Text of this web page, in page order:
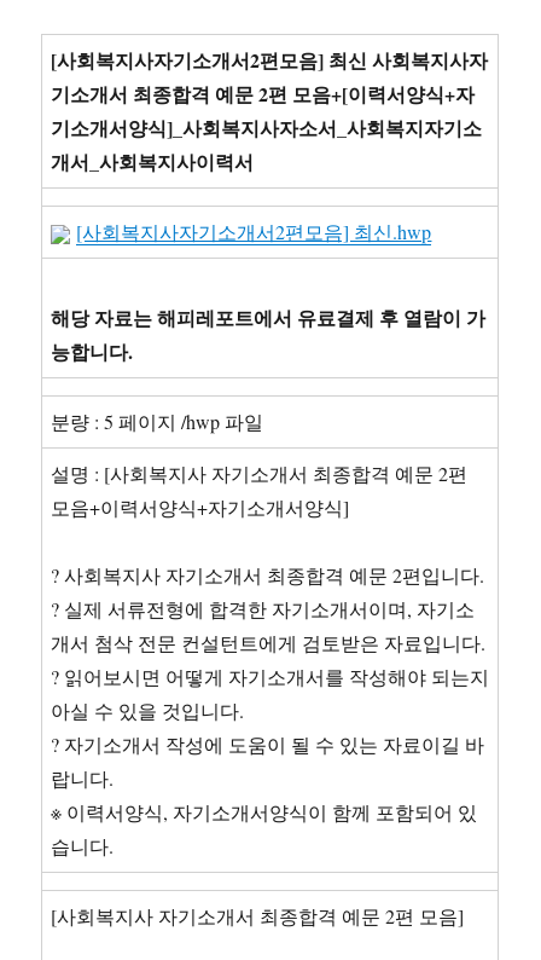
[사회복지사자기소개서2편모음] 최신 사회복지사자
기소개서 최종합격 예문 2편 모음+[이력서양식+자
기소개서양식]_사회복지사자소서_사회복지자기소
개서_사회복지사이력서
[사회복지사자기소개서2편모음] 최신.hwp
해당 자료는 해피레포트에서 유료결제 후 열람이 가
능합니다.
분량 : 5 페이지 /hwp 파일
설명 : [사회복지사 자기소개서 최종합격 예문 2편
모음+이력서양식+자기소개서양식]
? 사회복지사 자기소개서 최종합격 예문 2편입니다.
? 실제 서류전형에 합격한 자기소개서이며, 자기소
개서 첨삭 전문 컨설턴트에게 검토받은 자료입니다.
? 읽어보시면 어떻게 자기소개서를 작성해야 되는지
아실 수 있을 것입니다.
? 자기소개서 작성에 도움이 될 수 있는 자료이길 바
랍니다.
※ 이력서양식, 자기소개서양식이 함께 포함되어 있
습니다.
[사회복지사 자기소개서 최종합격 예문 2편 모음]